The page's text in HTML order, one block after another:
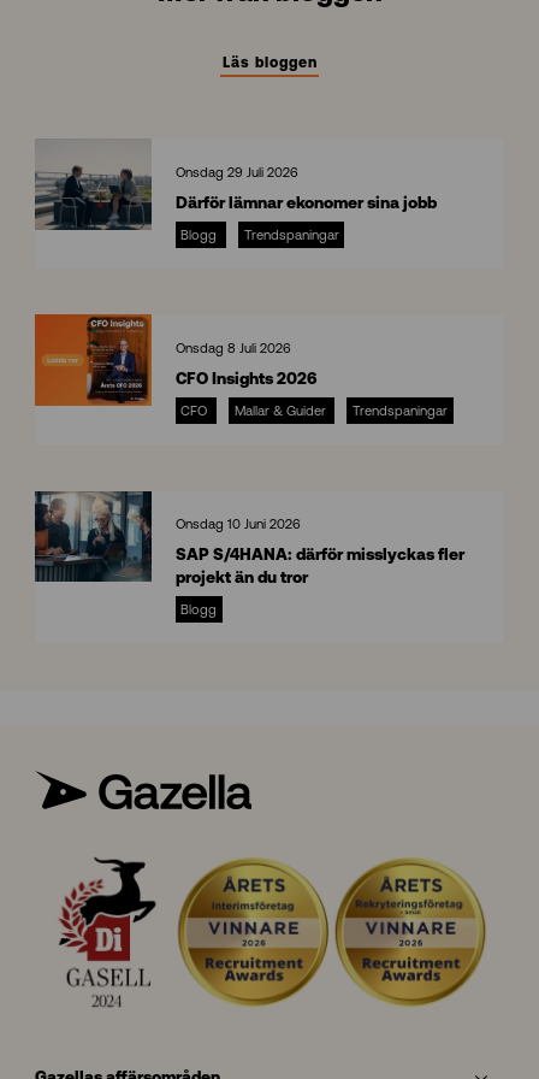
Läs bloggen
Onsdag 29 Juli 2026
Därför lämnar ekonomer sina jobb
Blogg Trendspaningar
I
n
s
i
g
Onsdag 8 Juli 2026
CFO Insights 2026
CFO Mallar & Guider Trendspaningar
A
Onsdag 10 Juni 2026
SAP S/4HANA: därför misslyckas fler
projekt än du tror
Blogg